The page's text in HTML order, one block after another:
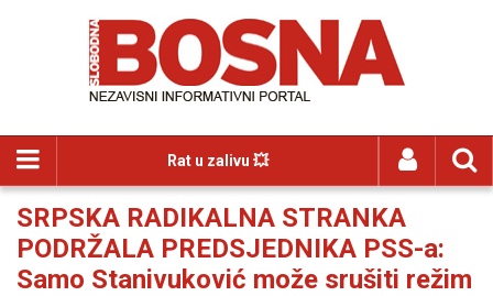
Rat u zalivu 💥
SRPSKA RADIKALNA STRANKA
PODRŽALA PREDSJEDNIKA PSS-a:
Samo Stanivuković može srušiti režim